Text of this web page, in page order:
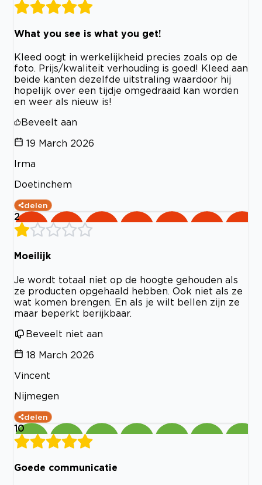
What you see is what you get!
Kleed oogt in werkelijkheid precies zoals op de
foto. Prijs/kwaliteit verhouding is goed! Kleed aan
beide kanten dezelfde uitstraling waardoor hij
hopelijk over een tijdje omgedraaid kan worden
en weer als nieuw is!
Beveelt aan
19 March 2026
Irma
Doetinchem
delen
2
Moeilijk
Je wordt totaal niet op de hoogte gehouden als
ze producten opgehaald hebben. Ook niet als ze
wat komen brengen. En als je wilt bellen zijn ze
maar beperkt berijkbaar.
Beveelt niet aan
18 March 2026
Vincent
Nijmegen
delen
10
Goede communicatie